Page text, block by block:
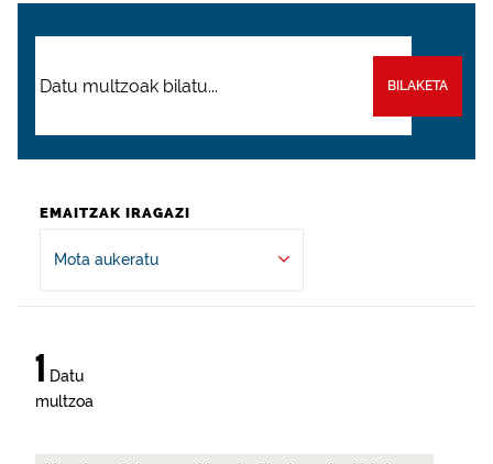
BILAKETA
EMAITZAK IRAGAZI
Mota aukeratu
1 Datu
multzoa